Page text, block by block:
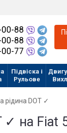
88
88
77
Підвіска і
Рульове
рідина DOT ✓
✓ на Fiat